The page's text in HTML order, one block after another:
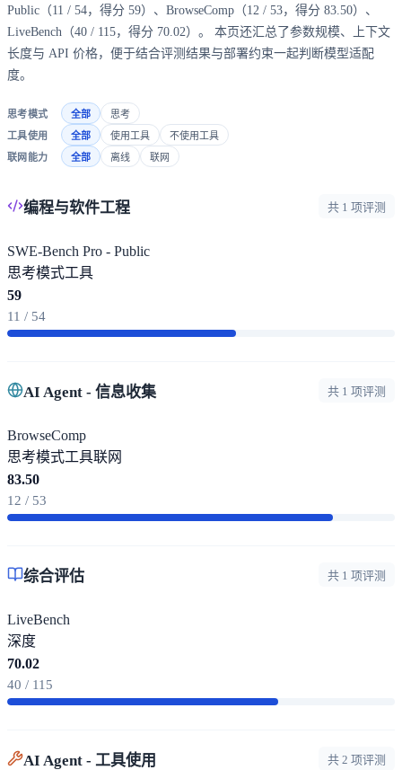
Public（11 / 54，得分 59）、BrowseComp（12 / 53，得分 83.50）、
LiveBench（40 / 115，得分 70.02）。 本页还汇总了参数规模、上下文
长度与 API 价格，便于结合评测结果与部署约束一起判断模型适配
度。
思考模式 全部
思考
工具使用
全部 使用工具
不使用工具
联网能力
全部 离线 联网
编程与软件工程 共 1 项评测
SWE-Bench Pro - Public
思考模式工具
59
11 / 54
AI Agent - 信息收集 共 1 项评测
BrowseComp
思考模式工具联网
83.50
12 / 53
综合评估 共 1 项评测
LiveBench
深度
70.02
40 / 115
AI Agent - 工具使用 共 2 项评测